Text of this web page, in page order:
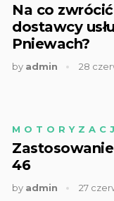
Na co
dostawcy
Pniewach?
by admin 28
46
by admin 27